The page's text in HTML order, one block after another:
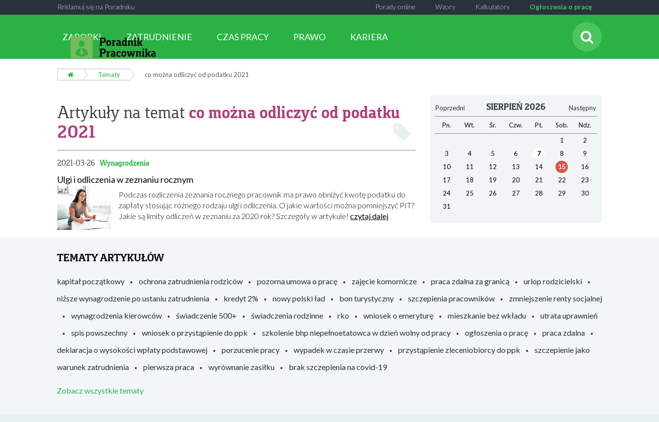
Reklamuj się na Poradniku Ogłoszenia o pracę
Kalkulatory
Wzory
Porady online
ZAROBKI ZATRUDNIENIE CZAS PRACY PRAWO KARIERA
Tematy co można odliczyć od podatku 2021
Artykuły na temat co można odliczyć od podatku
2021
2021-03-26 Wynagrodzenia
Ulgi i odliczenia w zeznaniu rocznym
Podczas rozliczenia zeznania rocznego pracownik ma prawo obniżyć kwotę podatku do
zapłaty stosując różnego rodzaju ulgi i odliczenia. O jakie wartości można pomniejszyć PIT?
Jakie są limity odliczeń w zeznaniu za 2020 rok? Szczegóły w artykule! czytaj dalej
Poprzedni Następny
SIERPIEŃ 2026
Pn. Wt. Śr. Czw. Pt. Sob.
Ndz.
1
2
3
4 5 6 7 8
9
10
11 12 13 14 15
16
17
18 19 20 21 22
23
24
25 26 27 28 29
30
31
TEMATY ARTYKUŁÓW
kapitał początkowy ochrona zatrudnienia rodziców pozorna umowa o pracę zajęcie komornicze praca zdalna za granicą
urlop rodzicielski
niższe wynagrodzenie po ustaniu zatrudnienia
kredyt 2% nowy polski ład bon turystyczny szczepienia pracowników
zmniejszenie renty socjalnej
wynagrodzenia kierowców
świadczenie 500+ świadczenia rodzinne rko wniosek o emeryturę mieszkanie bez wkładu
utrata uprawnień
spis powszechny
wniosek o przystąpienie do ppk szkolenie bhp niepełnoetatowca w dzień wolny od pracy ogłoszenia o pracę
praca zdalna
deklaracja o wysokości wpłaty podstawowej
porzucenie pracy wypadek w czasie przerwy przystąpienie zleceniobiorcy do ppk
szczepienie jako
warunek zatrudnienia
pierwsza praca wyrównanie zasiłku brak szczepienia na covid-19
Zobacz wszystkie tematy